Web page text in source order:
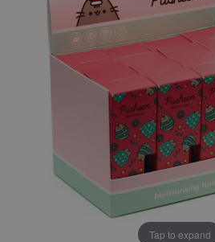
imagens
imagens
Tap to expand